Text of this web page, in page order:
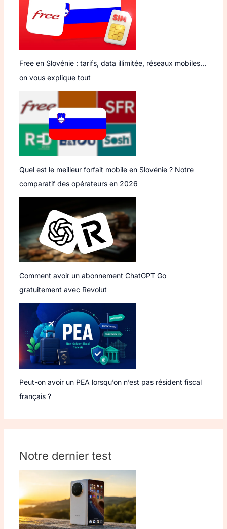
Free en Slovénie : tarifs, data illimitée, réseaux mobiles…
on vous explique tout
Quel est le meilleur forfait mobile en Slovénie ? Notre
comparatif des opérateurs en 2026
Comment avoir un abonnement ChatGPT Go
gratuitement avec Revolut
Peut-on avoir un PEA lorsqu’on n’est pas résident fiscal
français ?
Notre dernier test